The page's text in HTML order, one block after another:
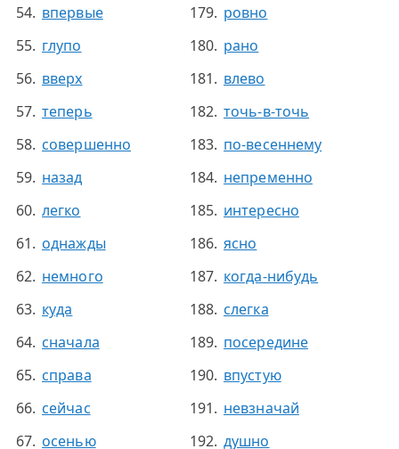
впервые
глупо
вверх
теперь
совершенно
назад
легко
однажды
немного
куда
сначала
справа
сейчас
осенью
ровно
рано
влево
точь-в-точь
по-весеннему
непременно
интересно
ясно
когда-нибудь
слегка
посередине
впустую
невзначай
душно